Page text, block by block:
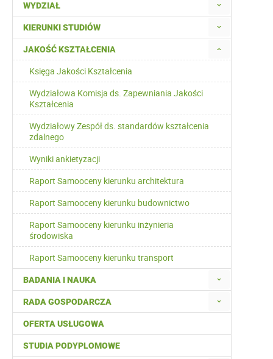
WYDZIAŁ
KIERUNKI STUDIÓW
JAKOŚĆ KSZTAŁCENIA
Księga Jakości Kształcenia
Wydziałowa Komisja ds. Zapewniania Jakości
Kształcenia
Wydziałowy Zespół ds. standardów kształcenia
zdalnego
Wyniki ankietyzacji
Raport Samooceny kierunku architektura
Raport Samooceny kierunku budownictwo
Raport Samooceny kierunku inżynieria
środowiska
Raport Samooceny kierunku transport
BADANIA I NAUKA
RADA GOSPODARCZA
OFERTA USŁUGOWA
STUDIA PODYPLOMOWE